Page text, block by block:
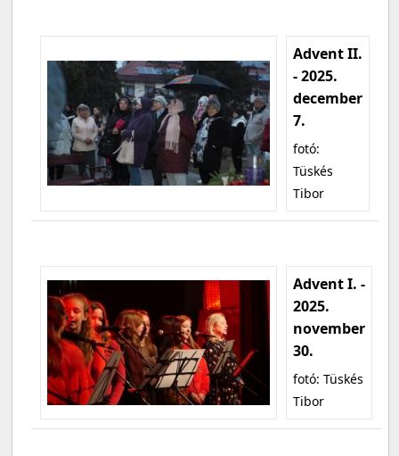
Advent II.
- 2025.
december
7.
fotó:
Tüskés
Tibor
Advent I. -
2025.
november
30.
fotó: Tüskés
Tibor